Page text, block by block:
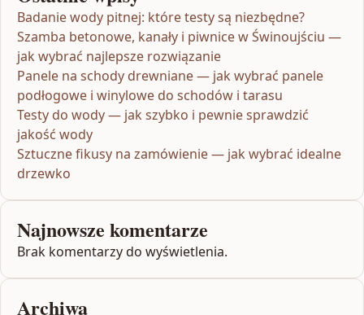
Badanie wody pitnej: które testy są niezbędne?
Szamba betonowe, kanały i piwnice w Świnoujściu —
jak wybrać najlepsze rozwiązanie
Panele na schody drewniane — jak wybrać panele
podłogowe i winylowe do schodów i tarasu
Testy do wody — jak szybko i pewnie sprawdzić
jakość wody
Sztuczne fikusy na zamówienie — jak wybrać idealne
drzewko
Najnowsze komentarze
Brak komentarzy do wyświetlenia.
Archiwa